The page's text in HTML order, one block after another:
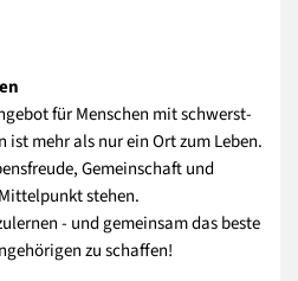
für Menschen mit schwerst-
mehr als nur ein Ort zum Leben.
Gemeinschaft und
stehen.
- und gemeinsam das beste
zu schaffen!